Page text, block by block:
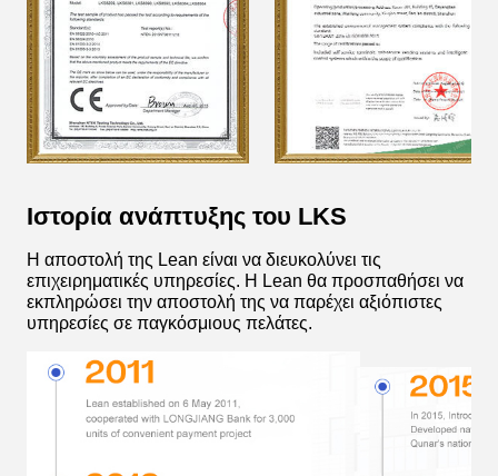
Ιστορία ανάπτυξης του LKS
Η αποστολή της Lean είναι να διευκολύνει τις
επιχειρηματικές υπηρεσίες. Η Lean θα προσπαθήσει να
εκπληρώσει την αποστολή της να παρέχει αξιόπιστες
υπηρεσίες σε παγκόσμιους πελάτες.